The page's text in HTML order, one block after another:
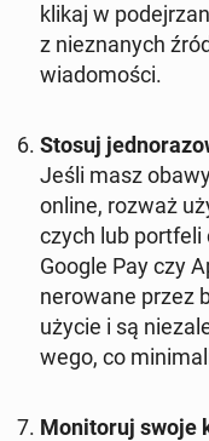
klikaj w
z nie­zna­nych
wia­do­mo­ści.
Stosuj
Jeśli masz
online, rozważ
czych lub port­fe­li
Google Pay czy
ne­ro­wa­ne przez
użycie i są
we­go, co
Mo­ni­to­ruj swoje